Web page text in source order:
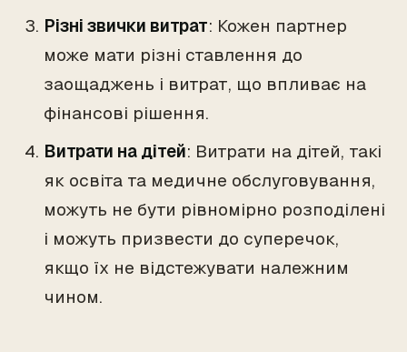
Різні звички витрат: Кожен партнер
може мати різні ставлення до
заощаджень і витрат, що впливає на
фінансові рішення.
Витрати на дітей: Витрати на дітей, такі
як освіта та медичне обслуговування,
можуть не бути рівномірно розподілені
і можуть призвести до суперечок,
якщо їх не відстежувати належним
чином.